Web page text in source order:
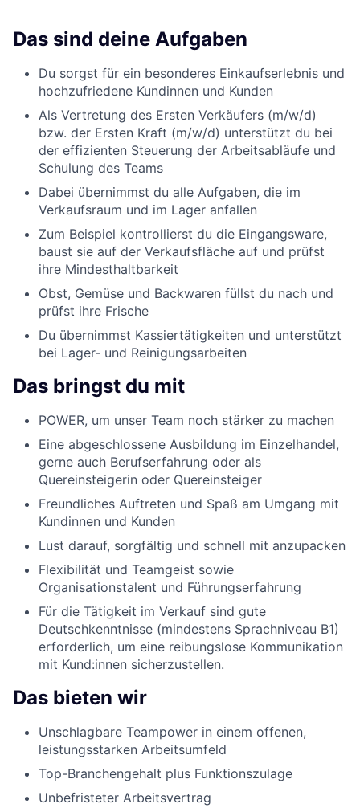
Das sind deine Aufgaben
Du sorgst für ein besonderes Einkaufserlebnis und
hochzufriedene Kundinnen und Kunden
Als Vertretung des Ersten Verkäufers (m/w/d)
bzw. der Ersten Kraft (m/w/d) unterstützt du bei
der effizienten Steuerung der Arbeitsabläufe und
Schulung des Teams
Dabei übernimmst du alle Aufgaben, die im
Verkaufsraum und im Lager anfallen
Zum Beispiel kontrollierst du die Eingangsware,
baust sie auf der Verkaufsfläche auf und prüfst
ihre Mindesthaltbarkeit
Obst, Gemüse und Backwaren füllst du nach und
prüfst ihre Frische
Du übernimmst Kassiertätigkeiten und unterstützt
bei Lager- und Reinigungsarbeiten
Das bringst du mit
POWER, um unser Team noch stärker zu machen
Eine abgeschlossene Ausbildung im Einzelhandel,
gerne auch Berufserfahrung oder als
Quereinsteigerin oder Quereinsteiger
Freundliches Auftreten und Spaß am Umgang mit
Kundinnen und Kunden
Lust darauf, sorgfältig und schnell mit anzupacken
Flexibilität und Teamgeist sowie
Organisationstalent und Führungserfahrung
Für die Tätigkeit im Verkauf sind gute
Deutschkenntnisse (mindestens Sprachniveau B1)
erforderlich, um eine reibungslose Kommunikation
mit Kund:innen sicherzustellen.
Das bieten wir
Unschlagbare Teampower in einem offenen,
leistungsstarken Arbeitsumfeld
Top-Branchengehalt plus Funktionszulage
Unbefristeter Arbeitsvertrag